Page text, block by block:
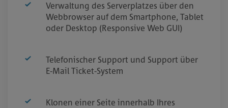
Verwaltung des Serverplatzes über den
Webbrowser auf dem Smartphone, Tablet
oder Desktop (Responsive Web GUI)
Telefonischer Support und Support über
E-Mail Ticket-System
Klonen einer Seite innerhalb Ihres